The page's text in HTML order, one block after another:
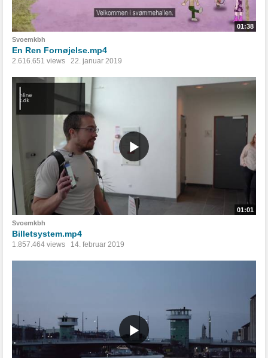
01:38
Svoemkbh
En Ren Fornøjelse.mp4
2.616.651 views 22. januar 2019
01:01
Svoemkbh
Billetsystem.mp4
1.857.464 views 14. februar 2019